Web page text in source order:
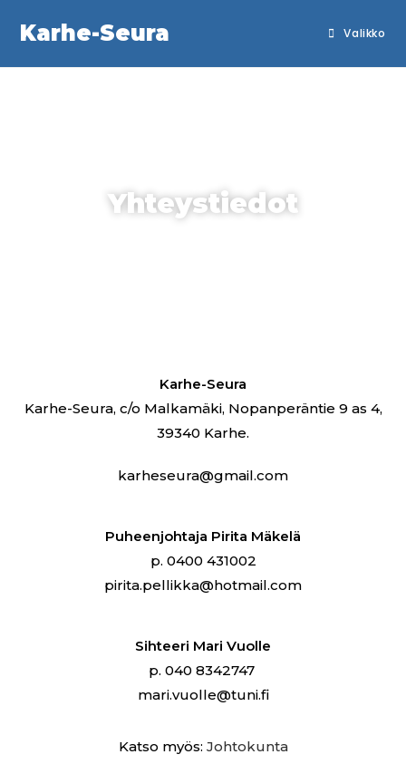
Karhe-Seura Valikko
Yhteystiedot
Karhe-Seura
Karhe-Seura, c/o Malkamäki, Nopanperäntie 9 as 4,
39340 Karhe.
karheseura@gmail.com
Puheenjohtaja Pirita Mäkelä
p. 0400 431002
pirita.pellikka@hotmail.com
Sihteeri Mari Vuolle
p. 040 8342747
mari.vuolle@tuni.fi
Katso myös: Johtokunta